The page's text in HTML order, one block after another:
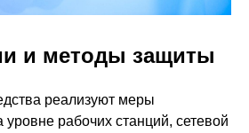
и методы защиты
реализуют меры
уровне рабочих станций, сетевой